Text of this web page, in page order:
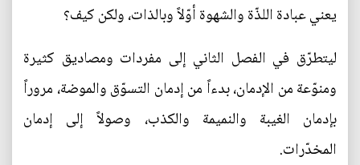
يعني عبادة اللذّة والشهوة أوّلاً وبالذات، ولكن كيف؟
ليتطرّق في الفصل الثاني إلى مفردات ومصاديق كثيرة
ومنوّعة من الإدمان، بدءاً من إدمان التسوّق والموضة، مروراً
بإدمان الغيبة والنميمة والكذب، وصولاً إلى إدمان
المخدّرات.